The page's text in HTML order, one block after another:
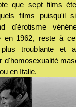
que sept films
films puisqu'il
d'érotisme
en 1962, reste à
troublante et
d'homosexualité
en Italie.